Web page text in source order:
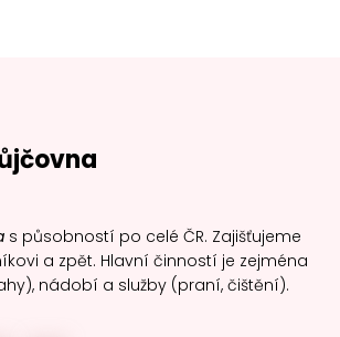
s působností po celé ČR. Zajišťujeme
a zpět. Hlavní činností je zejména
nádobí a služby (praní, čištění).